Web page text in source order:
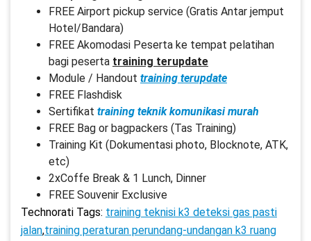
FREE Airport pickup service (Gratis Antar jemput
Hotel/Bandara)
FREE Akomodasi Peserta ke tempat pelatihan
bagi peserta training terupdate
Module / Handout training terupdate
FREE Flashdisk
Sertifikat training teknik komunikasi murah
FREE Bag or bagpackers (Tas Training)
Training Kit (Dokumentasi photo, Blocknote, ATK,
etc)
2xCoffe Break & 1 Lunch, Dinner
FREE Souvenir Exclusive
Technorati Tags: training teknisi k3 deteksi gas pasti
jalan,training peraturan perundang-undangan k3 ruang